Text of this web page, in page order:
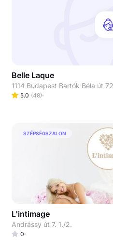
Belle Laque
1114 Budapest Bartók Béla út
5.0 (48)
SZÉPSÉGSZALON
L'intimage
Andrássy út 7. 1./2.
0